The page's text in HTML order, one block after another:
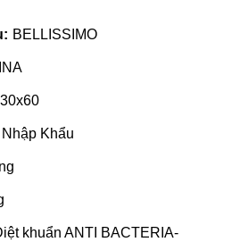
BELLISSIMO
30x60
Nhập Khẩu
khuẩn ANTI BACTERIA-